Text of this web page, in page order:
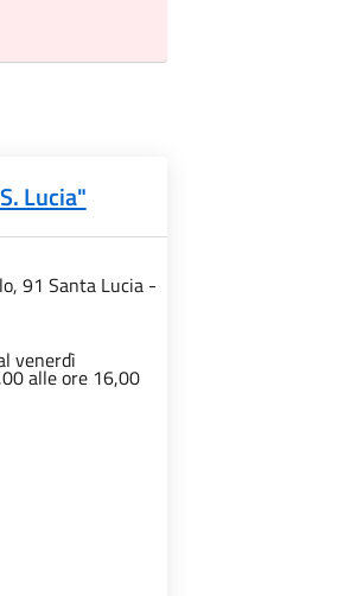
Lucia"
91 Santa Lucia -
venerdì
alle ore 16,00